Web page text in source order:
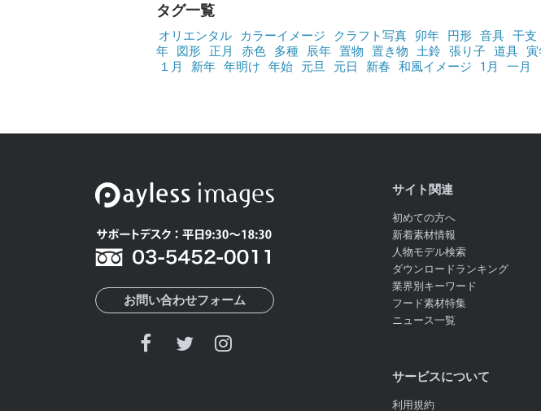
タグ一覧
オリエンタル カラーイメージ クラフト写真 卯年 円形 音具 干支
年
図形 正月 赤色 多種 辰年 置物 置き物 土鈴 張り子 道具
１月
新年 年明け 年始 元旦 元日 新春 和風イメージ 1月 一月
お問い合わせフォーム
サイト関連
初めての方へ
新着素材情報
人物モデル検索
ダウンロードランキング
業界別キーワード
フード素材特集
ニュース一覧
サービスについて
利用規約